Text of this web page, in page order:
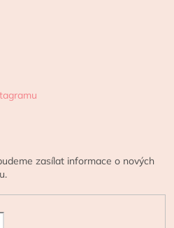
zasílat informace o nových